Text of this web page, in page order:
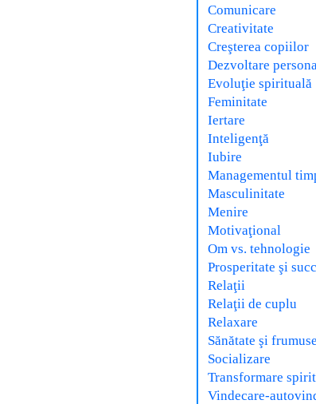
Comunicare
Creativitate
Creşterea copiilor
Dezvoltare
Evoluţie spirituală
Feminitate
Iertare
Inteligenţă
Iubire
Managementul
Masculinitate
Menire
Motivaţional
Om vs. tehnologie
Prosperitate şi
Relaţii
Relaţii de cuplu
Relaxare
Sănătate şi
Socializare
Transformare
Vindecare-